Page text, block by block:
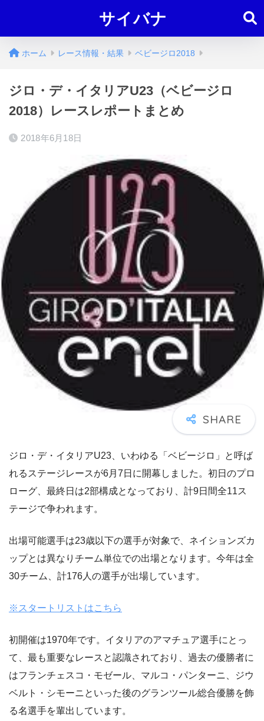
サイバナ
ホーム レース情報・結果 ベビージロ2018
ジロ・デ・イタリアU23（ベビージロ
2018）レースレポートまとめ
2018年6月18日
ジロ・デ・イタリアU23、いわゆる「ベビージロ」と呼ば
れるステージレースが6月7日に開幕しました。初日のプロ
ローグ、最終日は2部構成となっており、計9日間全11ス
テージで争われます。
出場可能選手は23歳以下の選手が対象で、ネイションズカ
ップとは異なりチーム単位での出場となります。今年は全
30チーム、計176人の選手が出場しています。
※スタートリストはこちら
初開催は1970年です。イタリアのアマチュア選手にとっ
て、最も重要なレースと認識されており、過去の優勝者に
はフランチェスコ・モゼール、マルコ・パンターニ、ジウ
ベルト・シモーニといった後のグランツール総合優勝を飾
る名選手を輩出しています。